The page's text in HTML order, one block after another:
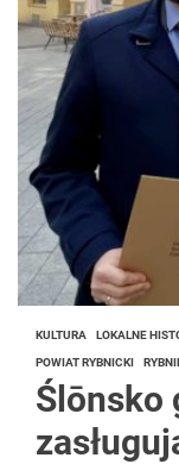
KULTURA LOKALNE
POWIAT RYBNICKI
Ślōnsko